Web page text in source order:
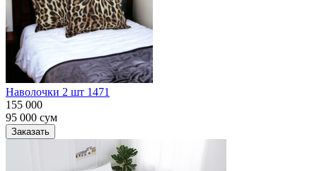
Наволочки 2 шт 1471
155 000
95 000 сум
Заказать